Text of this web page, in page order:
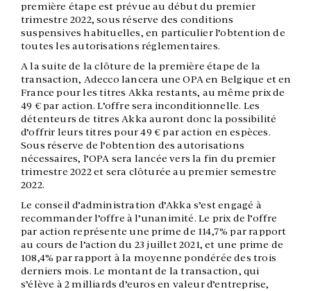
première étape est prévue au début du premier
trimestre 2022, sous réserve des conditions
suspensives habituelles, en particulier l’obtention de
toutes les autorisations réglementaires.
A la suite de la clôture de la première étape de la
transaction, Adecco lancera une OPA en Belgique et en
France pour les titres Akka restants, au même prix de
49 € par action. L’offre sera inconditionnelle. Les
détenteurs de titres Akka auront donc la possibilité
d’offrir leurs titres pour 49 € par action en espèces.
Sous réserve de l’obtention des autorisations
nécessaires, l’OPA sera lancée vers la fin du premier
trimestre 2022 et sera clôturée au premier semestre
2022.
Le conseil d’administration d’Akka s’est engagé à
recommander l’offre à l’unanimité. Le prix de l’offre
par action représente une prime de 114,7% par rapport
au cours de l’action du 23 juillet 2021, et une prime de
108,4% par rapport à la moyenne pondérée des trois
derniers mois. Le montant de la transaction, qui
s’élève à 2 milliards d’euros en valeur d’entreprise,